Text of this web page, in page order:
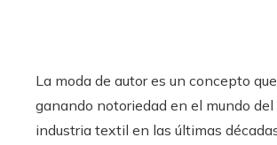
La moda de autor es un concepto
ganando notoriedad en el mundo
industria textil en las últimas